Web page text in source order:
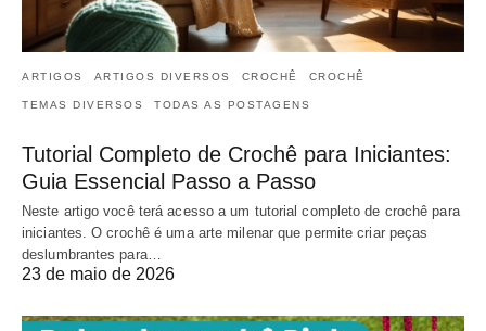
ARTIGOS ARTIGOS DIVERSOS CROCHÊ CROCHÊ
TEMAS DIVERSOS TODAS AS POSTAGENS
Tutorial Completo de Crochê para Iniciantes:
Guia Essencial Passo a Passo
Neste artigo você terá acesso a um tutorial completo de crochê para
iniciantes. O crochê é uma arte milenar que permite criar peças
deslumbrantes para…
23 de maio de 2026